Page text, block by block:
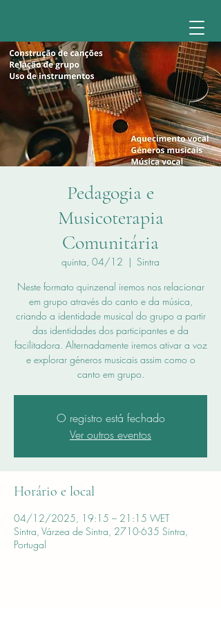
Pedagogia e
Musicoterapia
Comunitária
quinta, 04/12
  |
Sintra
Neste formato quinzenal iremos nos relacionar
em grupo através do canto e da música,
criando a identidade musical do grupo a partir
das identidades dos participantes e da
facilitadora. Alternadamente iremos ativar a voz
e explorar géneros musicais assim como o
canto em grupo.
O registro está fechado
Ver outros eventos
Horário e local
04/12/2025, 19:15 – 21:15 WET
Sintra, Várzea de Sintra, 2710-635 Sintra,
Portugal